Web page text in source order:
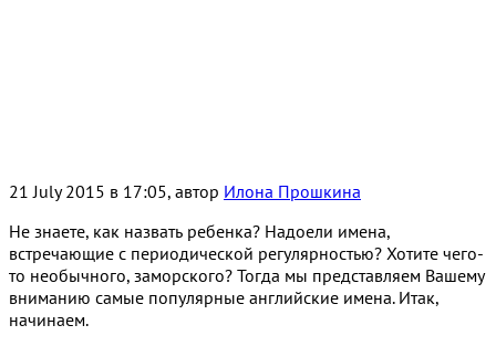
21 July 2015 в 17:05, автор Илона Прошкина
Не знаете, как назвать ребенка? Надоели имена,
встречающие с периодической регулярностью? Хотите чего-
то необычного, заморского? Тогда мы представляем Вашему
вниманию самые популярные английские имена. Итак,
начинаем.